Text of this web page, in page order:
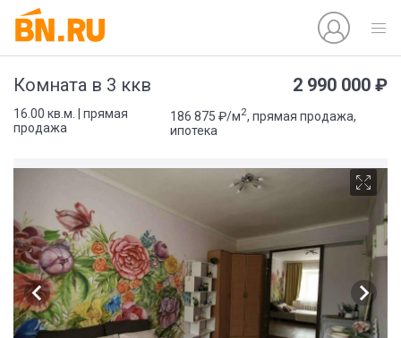
Комната в 3 ккв 2 990 000 ₽
16.00 кв.м. | прямая
продажа
186 875 ₽/м2, прямая продажа,
ипотека